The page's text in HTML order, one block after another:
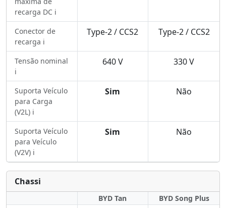
recarga DC ℹ️
Conector de
recarga ℹ️
Type-2 / CCS2 Type-2 / CCS2
Tensão nominal
ℹ️
640 V 330 V
Suporta Veículo
para Carga
(V2L) ℹ️
Sim Não
Suporta Veículo
para Veículo
(V2V) ℹ️
Sim Não
Chassi
BYD Tan
BYD Song Plus